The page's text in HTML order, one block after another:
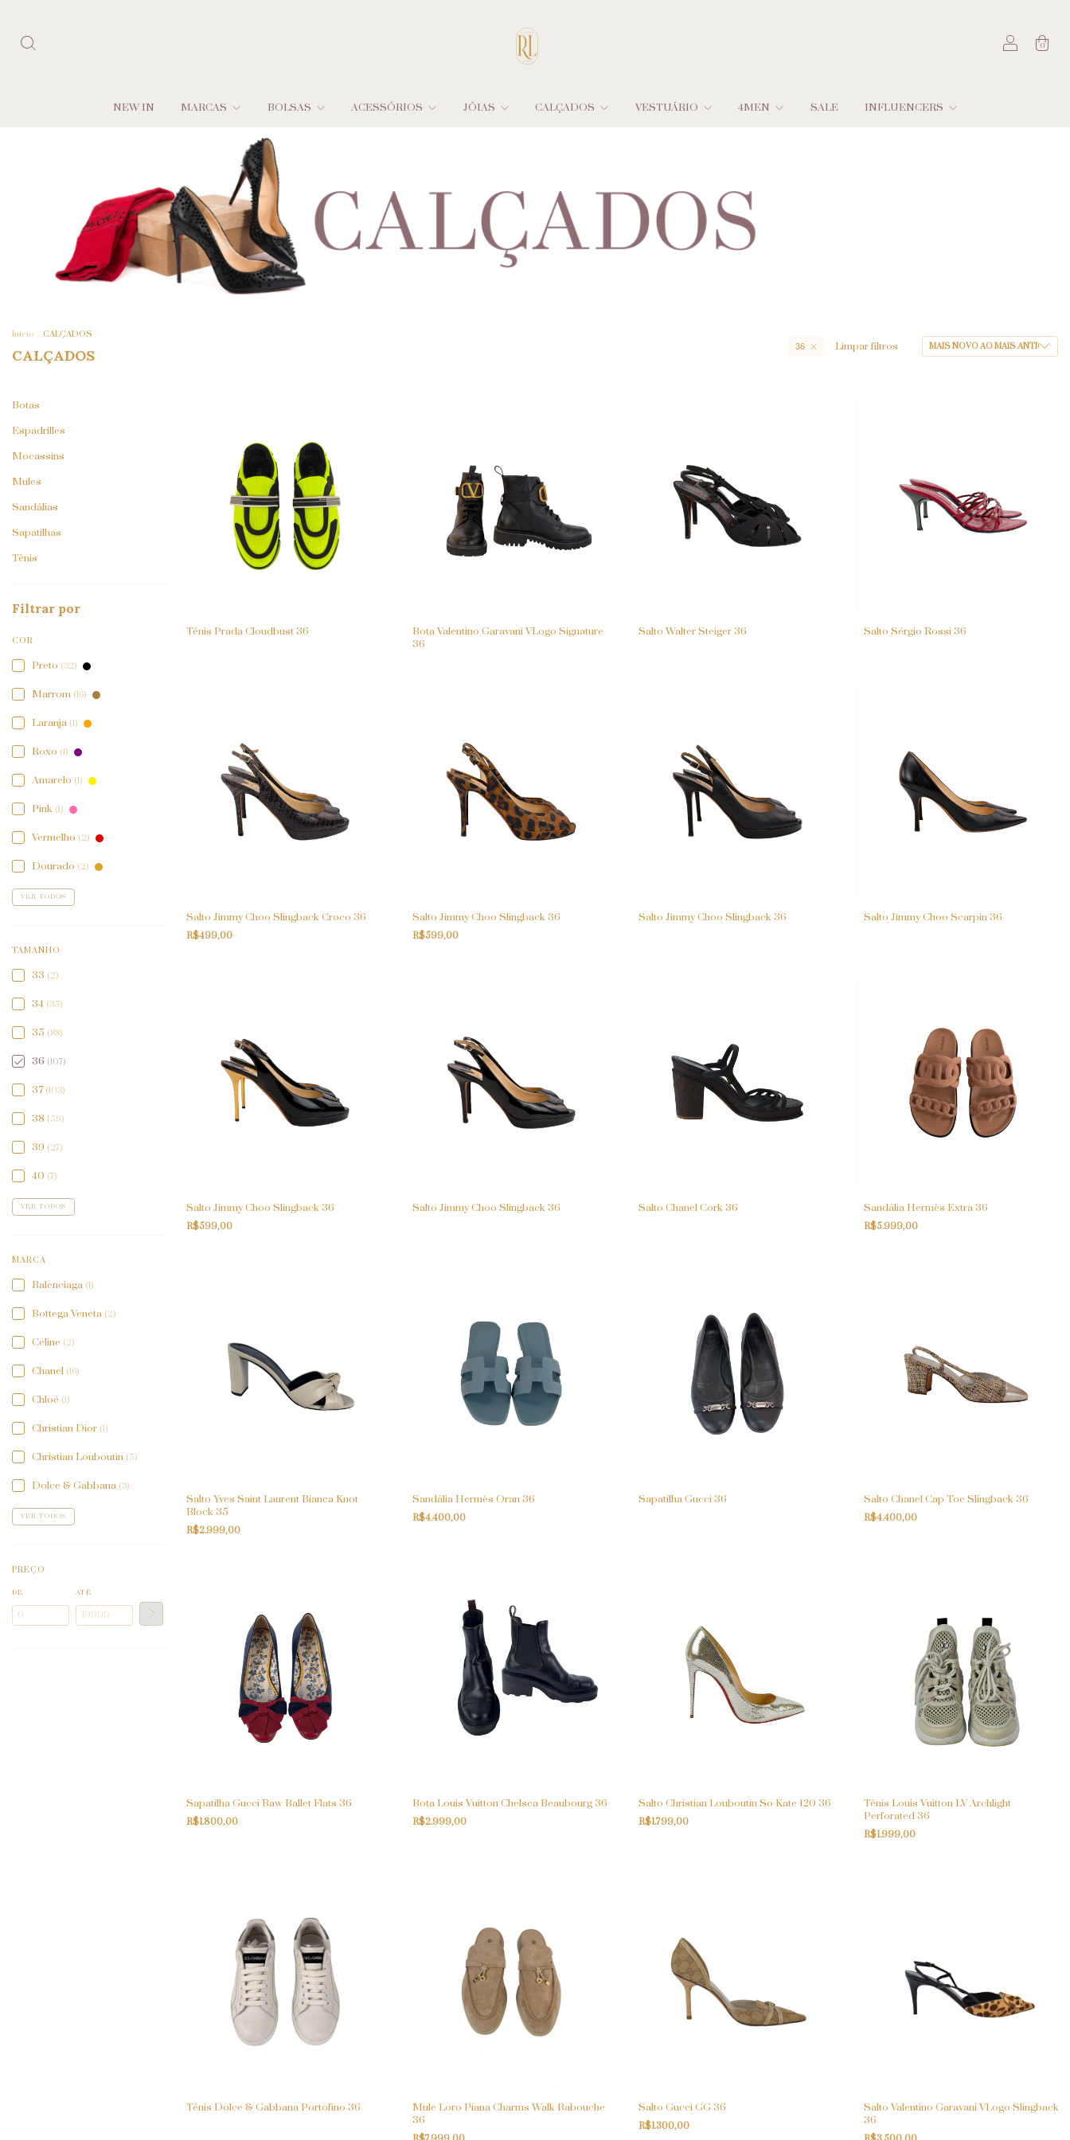
0
NEW IN MARCAS BOLSAS ACESSÓRIOS JÓIAS CALÇADOS VESTUÁRIO 4MEN SALE INFLUENCERS
Início . CALÇADOS
CALÇADOS
36 Limpar filtros
Botas
Espadrilles
Mocassins
Mules
Sandálias
Sapatilhas
Tênis
Filtrar por
COR
Preto (32)
Marrom (16)
Laranja (1)
Roxo (1)
Amarelo (1)
Pink (1)
Vermelho (2)
Dourado (2)
VER TODOS
TAMANHO
33 (2)
34 (35)
35 (88)
36 (107)
37 (103)
38 (59)
39 (27)
40 (7)
VER TODOS
MARCA
Balenciaga (1)
Bottega Veneta (2)
Celine (2)
Chanel (16)
Chloé (1)
Christian Dior (1)
Christian Louboutin (5)
Dolce & Gabbana (3)
VER TODOS
PREÇO
DE ATÉ
Tênis Prada Cloudbust 36
Bota Valentino Garavani VLogo Signature
36
Salto Walter Steiger 36 Salto Sérgio Rossi 36
Salto Jimmy Choo Slingback Croco 36
R$499,00
Salto Jimmy Choo Slingback 36
R$599,00
Salto Jimmy Choo Slingback 36 Salto Jimmy Choo Scarpin 36
Salto Jimmy Choo Slingback 36
R$599,00
Salto Jimmy Choo Slingback 36 Salto Chanel Cork 36 Sandália Hermès Extra 36
R$5.999,00
Salto Yves Saint Laurent Bianca Knot
Block 35
R$2.999,00
Sandália Hermès Oran 36
R$4.400,00
Sapatilha Gucci 36 Salto Chanel Cap Toe Slingback 36
R$4.400,00
Sapatilha Gucci Baw Ballet Flats 36
R$1.800,00
Bota Louis Vuitton Chelsea Beaubourg 36
R$2.999,00
Salto Christian Louboutin So Kate 120 36
R$1.799,00
Tênis Louis Vuitton LV Archlight
Perforated 36
R$1.999,00
Tênis Dolce & Gabbana Portofino 36
Mule Loro Piana Charms Walk Babouche
36
Salto Gucci GG 36
R$1.300,00
Salto Valentino Garavani VLogo Slingback
36